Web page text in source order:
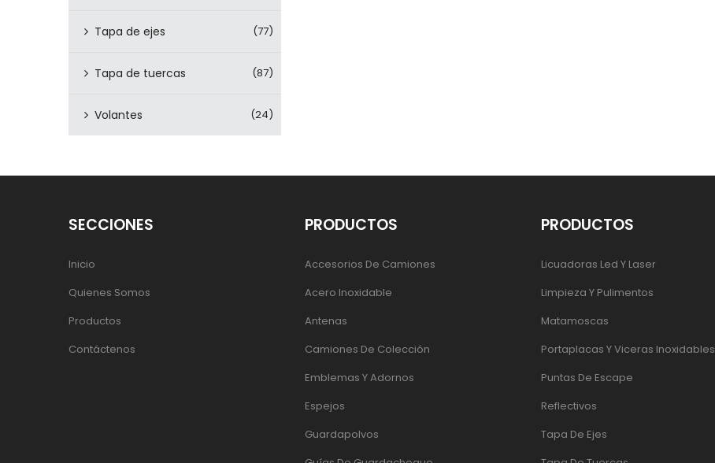
Tapa de ejes (77)
Tapa de tuercas (87)
Volantes (24)
SECCIONES
Inicio
Quienes Somos
Productos
Contáctenos
PRODUCTOS
Accesorios De Camiones
Acero Inoxidable
Antenas
Camiones De Colección
Emblemas Y Adornos
Espejos
Guardapolvos
PRODUCTOS
Licuadoras Led Y Laser
Limpieza Y Pulimentos
Matamoscas
Portaplacas Y Viceras Inoxidables
Puntas De Escape
Reflectivos
Tapa De Ejes